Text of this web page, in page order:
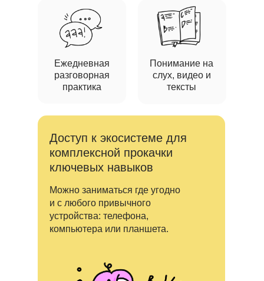
Ежедневная
разговорная
практика
Понимание на
слух, видео и
тексты
Доступ к экосистеме для
комплексной прокачки
ключевых навыков
Можно заниматься где угодно
и с любого привычного
устройства: телефона,
компьютера или планшета.